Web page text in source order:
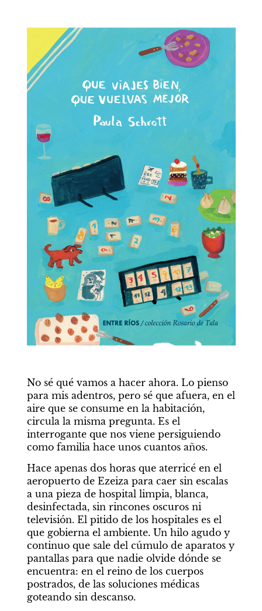
No sé qué vamos a hacer ahora. Lo pienso
para mis adentros, pero sé que afuera, en el
aire que se consume en la habitación,
circula la misma pregunta. Es el
interrogante que nos viene persiguiendo
como familia hace unos cuantos años.
Hace apenas dos horas que aterricé en el
aeropuerto de Ezeiza para caer sin escalas
a una pieza de hospital limpia, blanca,
desinfectada, sin rincones oscuros ni
televisión. El pitido de los hospitales es el
que gobierna el ambiente. Un hilo agudo y
continuo que sale del cúmulo de aparatos y
pantallas para que nadie olvide dónde se
encuentra: en el reino de los cuerpos
postrados, de las soluciones médicas
goteando sin descanso.